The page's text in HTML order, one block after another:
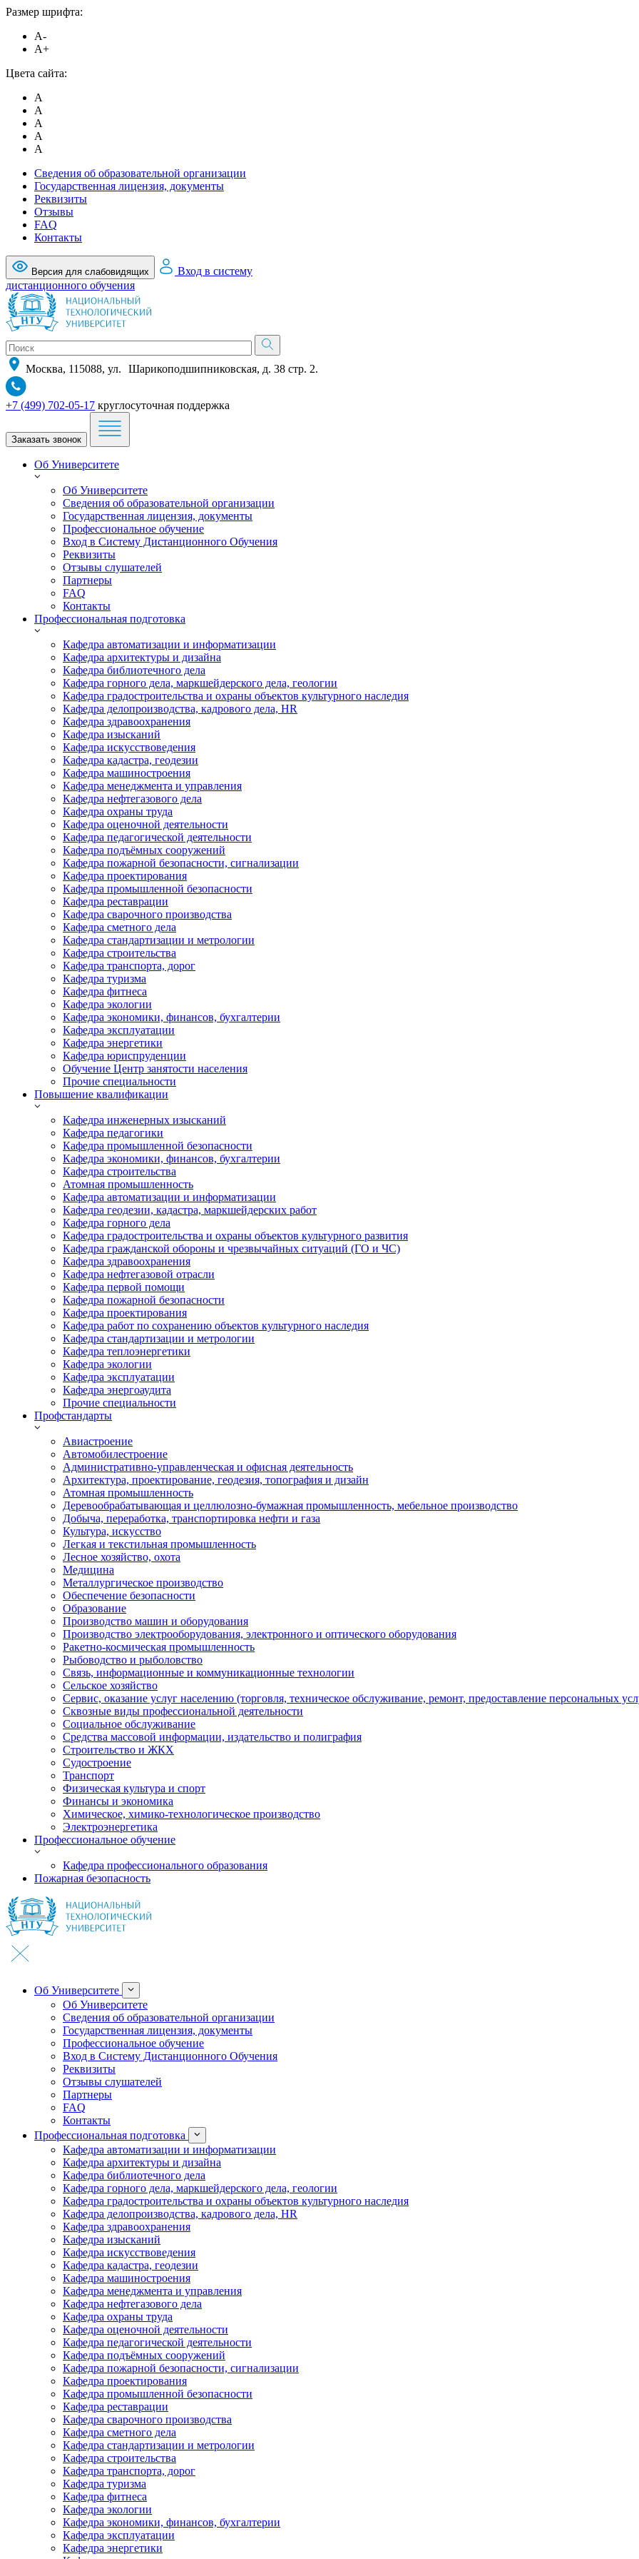
Размер шрифта:
A-
A+
Цвета сайта:
A
A
A
A
A
Сведения об образовательной организации
Государственная лицензия, документы
Реквизиты
Отзывы
FAQ
Контакты
Версия для слабовидящих
Вход в систему
дистанционного обучения
Москва, 115088, ул. Шарикоподшипниковская, д. 38 стр. 2.
+7 (499) 702-05-17 круглосуточная поддержка
Заказать звонок
Об Университете
Об Университете
Сведения об образовательной организации
Государственная лицензия, документы
Профессиональное обучение
Вход в Систему Дистанционного Обучения
Реквизиты
Отзывы слушателей
Партнеры
FAQ
Контакты
Профессиональная подготовка
Кафедра автоматизации и информатизации
Кафедра архитектуры и дизайна
Кафедра библиотечного дела
Кафедра горного дела, маркшейдерского дела, геологии
Кафедра градостроительства и охраны объектов культурного наследия
Кафедра делопроизводства, кадрового дела, HR
Кафедра здравоохранения
Кафедра изысканий
Кафедра искусствоведения
Кафедра кадастра, геодезии
Кафедра машиностроения
Кафедра менеджмента и управления
Кафедра нефтегазового дела
Кафедра охраны труда
Кафедра оценочной деятельности
Кафедра педагогической деятельности
Кафедра подъёмных сооружений
Кафедра пожарной безопасности, сигнализации
Кафедра проектирования
Кафедра промышленной безопасности
Кафедра реставрации
Кафедра сварочного производства
Кафедра сметного дела
Кафедра стандартизации и метрологии
Кафедра строительства
Кафедра транспорта, дорог
Кафедра туризма
Кафедра фитнеса
Кафедра экологии
Кафедра экономики, финансов, бухгалтерии
Кафедра эксплуатации
Кафедра энергетики
Кафедра юриспруденции
Обучение Центр занятости населения
Прочие специальности
Повышение квалификации
Кафедра инженерных изысканий
Кафедра педагогики
Кафедра промышленной безопасности
Кафедра экономики, финансов, бухгалтерии
Кафедра строительства
Атомная промышленность
Кафедра автоматизации и информатизации
Кафедра геодезии, кадастра, маркшейдерских работ
Кафедра горного дела
Кафедра градостроительства и охраны объектов культурного развития
Кафедра гражданской обороны и чрезвычайных ситуаций (ГО и ЧС)
Кафедра здравоохранения
Кафедра нефтегазовой отрасли
Кафедра первой помощи
Кафедра пожарной безопасности
Кафедра проектирования
Кафедра работ по сохранению объектов культурного наследия
Кафедра стандартизации и метрологии
Кафедра теплоэнергетики
Кафедра экологии
Кафедра эксплуатации
Кафедра энергоаудита
Прочие специальности
Профстандарты
Авиастроение
Автомобилестроение
Административно-управленческая и офисная деятельность
Архитектура, проектирование, геодезия, топография и дизайн
Атомная промышленность
Деревообрабатывающая и целлюлозно-бумажная промышленность, мебельное производство
Добыча, переработка, транспортировка нефти и газа
Культура, искусство
Легкая и текстильная промышленность
Лесное хозяйство, охота
Медицина
Металлургическое производство
Обеспечение безопасности
Образование
Производство машин и оборудования
Производство электрооборудования, электронного и оптического оборудования
Ракетно-космическая промышленность
Рыбоводство и рыболовство
Связь, информационные и коммуникационные технологии
Сельское хозяйство
Сервис, оказание услуг населению (торговля, техническое обслуживание, ремонт, предоставление персональных
Сквозные виды профессиональной деятельности
Социальное обслуживание
Средства массовой информации, издательство и полиграфия
Строительство и ЖКХ
Судостроение
Транспорт
Физическая культура и спорт
Финансы и экономика
Химическое, химико-технологическое производство
Электроэнергетика
Профессиональное обучение
Кафедра профессионального образования
Пожарная безопасность
Об Университете
Об Университете
Сведения об образовательной организации
Государственная лицензия, документы
Профессиональное обучение
Вход в Систему Дистанционного Обучения
Реквизиты
Отзывы слушателей
Партнеры
FAQ
Контакты
Профессиональная подготовка
Кафедра автоматизации и информатизации
Кафедра архитектуры и дизайна
Кафедра библиотечного дела
Кафедра горного дела, маркшейдерского дела, геологии
Кафедра градостроительства и охраны объектов культурного наследия
Кафедра делопроизводства, кадрового дела, HR
Кафедра здравоохранения
Кафедра изысканий
Кафедра искусствоведения
Кафедра кадастра, геодезии
Кафедра машиностроения
Кафедра менеджмента и управления
Кафедра нефтегазового дела
Кафедра охраны труда
Кафедра оценочной деятельности
Кафедра педагогической деятельности
Кафедра подъёмных сооружений
Кафедра пожарной безопасности, сигнализации
Кафедра проектирования
Кафедра промышленной безопасности
Кафедра реставрации
Кафедра сварочного производства
Кафедра сметного дела
Кафедра стандартизации и метрологии
Кафедра строительства
Кафедра транспорта, дорог
Кафедра туризма
Кафедра фитнеса
Кафедра экологии
Кафедра экономики, финансов, бухгалтерии
Кафедра эксплуатации
Кафедра энергетики